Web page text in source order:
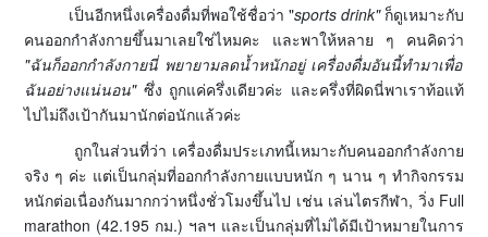
เป็นอีกหนึ่งเครื่องดื่มที่พอใช้ชื่อว่า "sports drink"ก็ดูเหมาะกับ
คนออกกำลังกายขึ้นมาเลยใช่ไหมคะ และพาให้หลาย ๆ คนคิดว่า
"ฉันก็ออกกำลังกายนี่ พยายามลดน้ำหนักอยู่ เครื่องดื่มอันนี้ทำมาเพื่อ
ฉันอย่างแน่นอน"ซึ่ง ถูกแค่ครึ่งเดียวค่ะ และครึ่งที่ผิดนี่พาเราท้อแท้
ไปไม่ถึงเป้ากันมานักต่อนักแล้วค่ะ
ถูกในส่วนที่ว่า เครื่องดื่มประเภทนี้เหมาะกับคนออกกำลังกาย
จริง ๆ ค่ะ แต่เป็นกลุ่มที่ออกกำลังกายแบบหนัก ๆ นาน ๆ ทำกิจกรรม
หนักต่อเนื่องกันมากกว่าหนึ่งชั่วโมงขึ้นไป เช่น เล่นไตรกีฬา, วิ่ง Full
marathon (42.195 กม.) ฯลฯ และเป็นกลุ่มที่ไม่ได้มีเป้าหมายในการ